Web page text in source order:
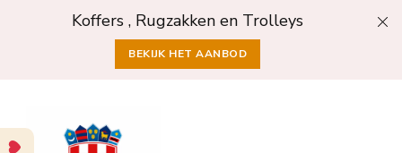
Koffers , Rugzakken en Trolleys
BEKIJK HET AANBOD